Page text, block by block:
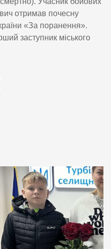
отримав почесну
«За поранення».
заступник міського